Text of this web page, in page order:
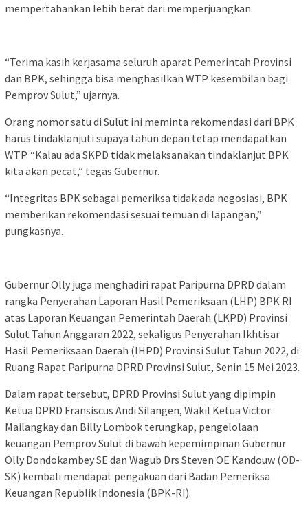
mempertahankan lebih berat dari memperjuangkan.
“Terima kasih kerjasama seluruh aparat Pemerintah Provinsi
dan BPK, sehingga bisa menghasilkan WTP kesembilan bagi
Pemprov Sulut,” ujarnya.
Orang nomor satu di Sulut ini meminta rekomendasi dari BPK
harus tindaklanjuti supaya tahun depan tetap mendapatkan
WTP. “Kalau ada SKPD tidak melaksanakan tindaklanjut BPK
kita akan pecat,” tegas Gubernur.
“Integritas BPK sebagai pemeriksa tidak ada negosiasi, BPK
memberikan rekomendasi sesuai temuan di lapangan,”
pungkasnya.
Gubernur Olly juga menghadiri rapat Paripurna DPRD dalam
rangka Penyerahan Laporan Hasil Pemeriksaan (LHP) BPK RI
atas Laporan Keuangan Pemerintah Daerah (LKPD) Provinsi
Sulut Tahun Anggaran 2022, sekaligus Penyerahan Ikhtisar
Hasil Pemeriksaan Daerah (IHPD) Provinsi Sulut Tahun 2022, di
Ruang Rapat Paripurna DPRD Provinsi Sulut, Senin 15 Mei 2023.
Dalam rapat tersebut, DPRD Provinsi Sulut yang dipimpin
Ketua DPRD Fransiscus Andi Silangen, Wakil Ketua Victor
Mailangkay dan Billy Lombok terungkap, pengelolaan
keuangan Pemprov Sulut di bawah kepemimpinan Gubernur
Olly Dondokambey SE dan Wagub Drs Steven OE Kandouw (OD-
SK) kembali mendapat pengakuan dari Badan Pemeriksa
Keuangan Republik Indonesia (BPK-RI).